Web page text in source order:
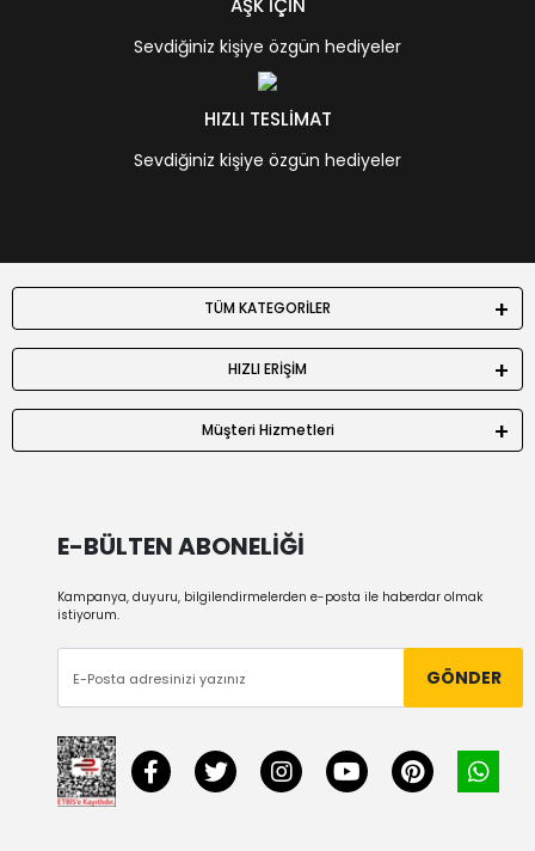
AŞK İÇİN
Sevdiğiniz kişiye özgün hediyeler
HIZLI TESLİMAT
Sevdiğiniz kişiye özgün hediyeler
TÜM KATEGORİLER
HIZLI ERİŞİM
Müşteri Hizmetleri
E-BÜLTEN ABONELİĞİ
Kampanya, duyuru, bilgilendirmelerden e-posta ile haberdar olmak
istiyorum.
GÖNDER